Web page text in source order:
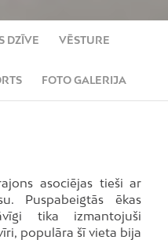
DZĪVE VĒSTURE
FOTO GALERIJA
asociējas tieši ar
Puspabeigtās ēkas
tika izmantojuši
populāra šī vieta bija